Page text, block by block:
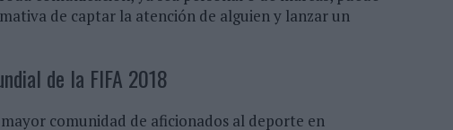
de captar la atención de alguien y lanzar un
de la FIFA 2018
comunidad de aficionados al deporte en